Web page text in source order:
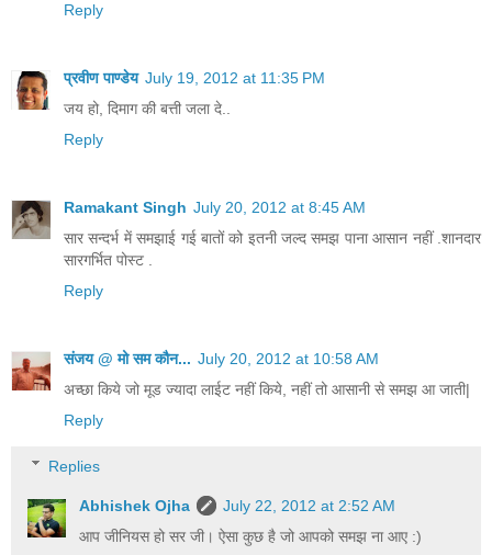
Reply
प्रवीण पाण्डेय July 19, 2012 at 11:35 PM
जय हो, दिमाग की बत्ती जला दे..
Reply
Ramakant Singh July 20, 2012 at 8:45 AM
सार सन्दर्भ में समझाई गई बातों को इतनी जल्द समझ पाना आसान नहीं .शानदार
सारगर्भित पोस्ट .
Reply
संजय @ मो सम कौन... July 20, 2012 at 10:58 AM
अच्छा किये जो मूड ज्यादा लाईट नहीं किये, नहीं तो आसानी से समझ आ जाती|
Reply
Replies
Abhishek Ojha
July 22, 2012 at 2:52 AM
आप जीनियस हो सर जी। ऐसा कुछ है जो आपको समझ ना आए :)